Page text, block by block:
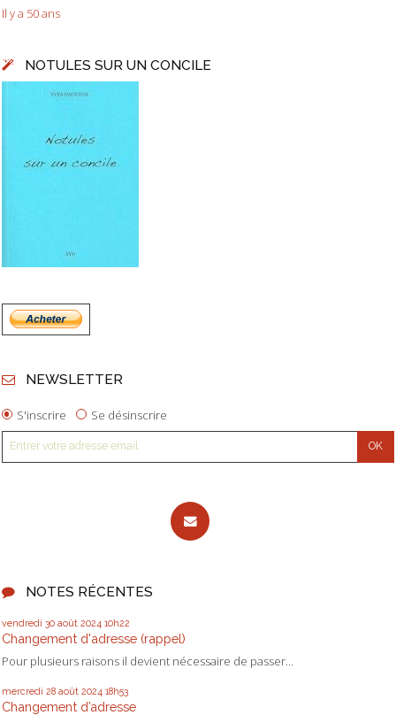
Il y a 50 ans
NOTULES SUR UN CONCILE
NEWSLETTER
S'inscrire Se désinscrire
NOTES RÉCENTES
vendredi 30 août 2024 10h22
Changement d'adresse (rappel)
Pour plusieurs raisons il devient nécessaire de passer...
mercredi 28 août 2024 18h53
Changement d’adresse